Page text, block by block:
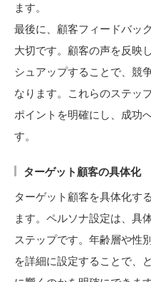
ます。
最後に、顧客フィードバッ
大切です。顧客の声を反映
シュアップすることで、競
なります。これらのステッ
ポイントを明確にし、成功
す。
ターゲット顧客の具体化
ターゲット顧客を具体化す
ます。ペルソナ設定は、具
ステップです。年齢層や性
を詳細に設定することで、